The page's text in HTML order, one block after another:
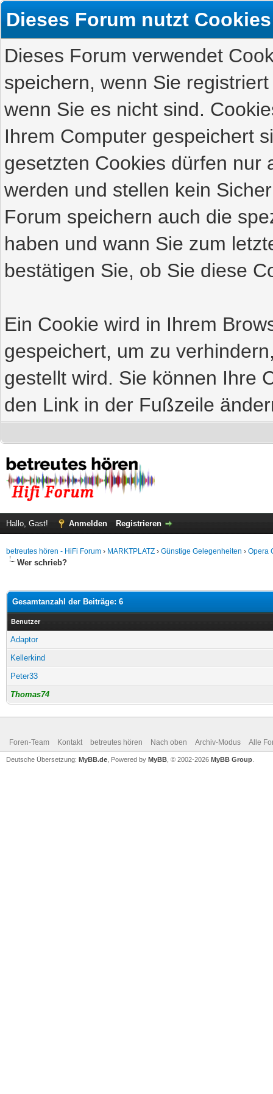
Dieses Forum nutzt Cookies
Dieses Forum verwendet
speichern, wenn Sie
wenn Sie es nicht sind.
Ihrem Computer gespeichert
gesetzten Cookies dürfen nur
werden und stellen kein
Forum speichern auch die
haben und wann Sie zum
bestätigen Sie, ob Sie diese
Ein Cookie wird in Ihrem
gespeichert, um zu
gestellt wird. Sie können Ihre
den Link in der Fußzeile
Hallo, Gast! Anmelden Registrieren
betreutes hören - HiFi Forum › MARKTPLATZ › Günstige Gelegenheiten › Opera
Wer schrieb?
Gesamtanzahl der Beiträge: 6
Benutzer
Adaptor
Kellerkind
Peter33
Thomas74
Foren-Team Kontakt betreutes hören Nach oben Archiv-Modus Alle
Deutsche Übersetzung: MyBB.de , Powered by MyBB , © 2002-2026 MyBB Group